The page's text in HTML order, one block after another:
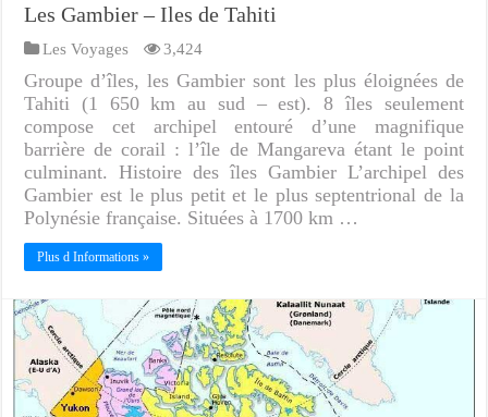
Les Gambier – Iles de Tahiti
Les Voyages 3,424
Groupe d’îles, les Gambier sont les plus éloignées de
Tahiti (1 650 km au sud – est). 8 îles seulement
compose cet archipel entouré d’une magnifique
barrière de corail : l’île de Mangareva étant le point
culminant. Histoire des îles Gambier L’archipel des
Gambier est le plus petit et le plus septentrional de la
Polynésie française. Situées à 1700 km …
Plus d Informations »